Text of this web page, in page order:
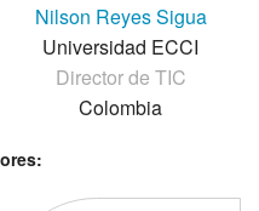
Nilson Reyes Sigua
Universidad ECCI
Director de TIC
Colombia